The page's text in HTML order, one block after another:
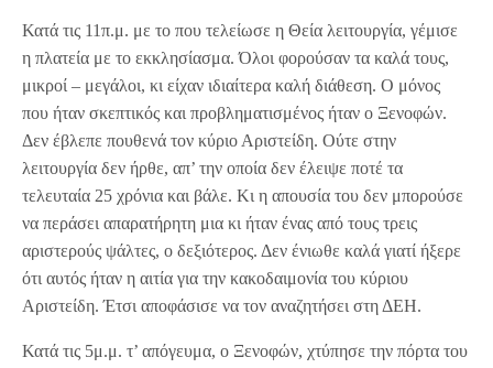
Κατά τις 11π.μ. με το που τελείωσε η Θεία λειτουργία, γέμισε
η πλατεία με το εκκλησίασμα. Όλοι φορούσαν τα καλά τους,
μικροί – μεγάλοι, κι είχαν ιδιαίτερα καλή διάθεση. Ο μόνος
που ήταν σκεπτικός και προβληματισμένος ήταν ο Ξενοφών.
Δεν έβλεπε πουθενά τον κύριο Αριστείδη. Ούτε στην
λειτουργία δεν ήρθε, απ’ την οποία δεν έλειψε ποτέ τα
τελευταία 25 χρόνια και βάλε. Κι η απουσία του δεν μπορούσε
να περάσει απαρατήρητη μια κι ήταν ένας από τους τρεις
αριστερούς ψάλτες, ο δεξιότερος. Δεν ένιωθε καλά γιατί ήξερε
ότι αυτός ήταν η αιτία για την κακοδαιμονία του κύριου
Αριστείδη. Έτσι αποφάσισε να τον αναζητήσει στη ΔΕΗ.
Κατά τις 5μ.μ. τ’ απόγευμα, ο Ξενοφών, χτύπησε την πόρτα του